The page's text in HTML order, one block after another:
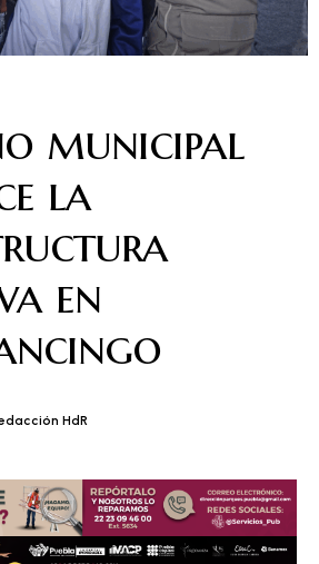
municipal
la
en
HdR